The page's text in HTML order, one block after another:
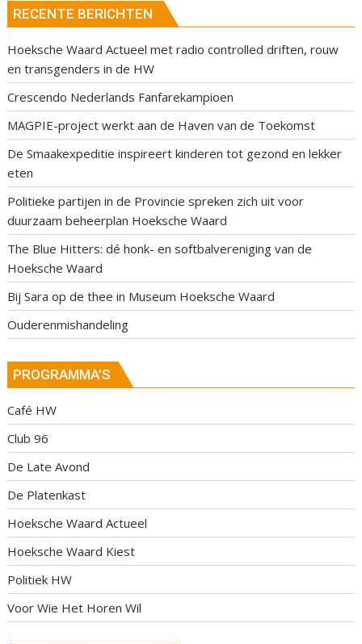
RECENTE BERICHTEN
Hoeksche Waard Actueel met radio controlled driften, rouw
en transgenders in de HW
Crescendo Nederlands Fanfarekampioen
MAGPIE-project werkt aan de Haven van de Toekomst
De Smaakexpeditie inspireert kinderen tot gezond en lekker
eten
Politieke partijen in de Provincie spreken zich uit voor
duurzaam beheerplan Hoeksche Waard
The Blue Hitters: dé honk- en softbalvereniging van de
Hoeksche Waard
Bij Sara op de thee in Museum Hoeksche Waard
Ouderenmishandeling
PROGRAMMA’S
Café HW
Club 96
De Late Avond
De Platenkast
Hoeksche Waard Actueel
Hoeksche Waard Kiest
Politiek HW
Voor Wie Het Horen Wil